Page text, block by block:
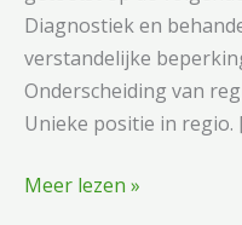
Diagnostiek en
verstandelijke
Onderscheiding van
Unieke positie in regio.
OPSY
Meer lezen »